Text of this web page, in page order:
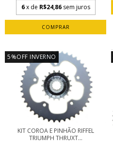
6 x de R$24,86 sem juros
5%OFF INVERNO
KIT COROA E PINHÃO RIFFEL
TRIUMPH THRUXT...